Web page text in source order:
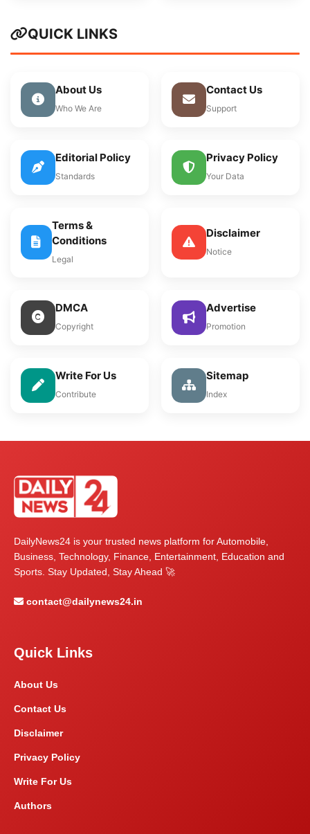
QUICK LINKS
About Us
Who We Are
Contact Us
Support
Editorial Policy
Standards
Privacy Policy
Your Data
Terms &
Conditions
Legal
Disclaimer
Notice
DMCA
Copyright
Advertise
Promotion
Write For Us
Contribute
Sitemap
Index
DailyNews24 is your trusted news platform for Automobile,
Business, Technology, Finance, Entertainment, Education and
Sports. Stay Updated, Stay Ahead 🚀
contact@dailynews24.in
Quick Links
About Us
Contact Us
Disclaimer
Privacy Policy
Write For Us
Authors